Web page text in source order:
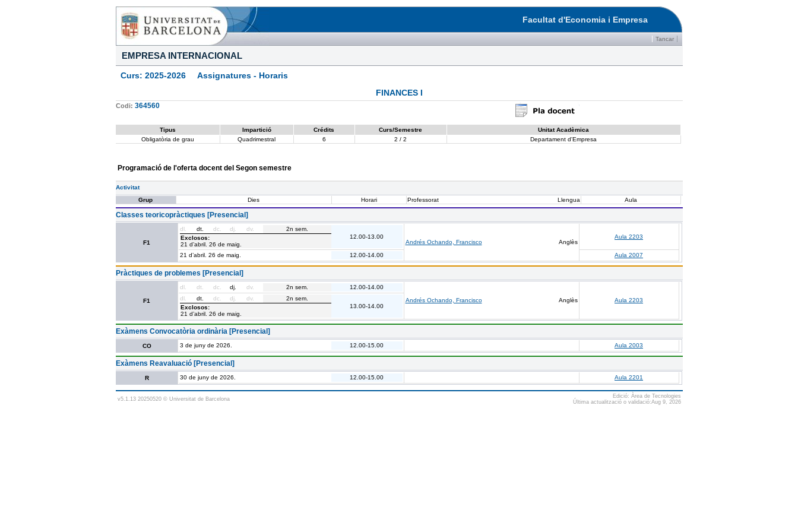
Facultat d'Economia i Empresa
Tancar
EMPRESA INTERNACIONAL
Curs: 2025-2026 Assignatures - Horaris
FINANCES I
Codi: 364560
Tipus Impartició Crédits Curs/Semestre
Unitat Acadèmica
Obligatòria de grau
Quadrimestral 6 2 / 2 Departament d'Empresa
Programació de l'oferta docent del Segon semestre
Activitat
Grup
Dies Horari Professorat Llengua Aula
Classes teoricopràctiques [Presencial]
F1
dl. dt. dc. dj. dv.
2n sem.
Exclosos:
21 d’abril. 26 de maig.
12.00-13.00
Andrés Ochando, Francisco
Anglès
Aula 2203
21 d’abril. 26 de maig. 12.00-14.00 Aula 2007
Pràctiques de problemes [Presencial]
F1
dl. dt. dc. dj. dv. 2n sem.
12.00-14.00
Andrés Ochando, Francisco
Anglès Aula 2203
dl. dt. dc. dj. dv.
2n sem.
Exclosos:
21 d’abril. 26 de maig.
13.00-14.00
Exàmens Convocatòria ordinària [Presencial]
CO 3 de juny de 2026. 12.00-15.00 Aula 2003
Exàmens Reavaluació [Presencial]
R 30 de juny de 2026. 12.00-15.00 Aula 2201
v5.1.13 20250520 © Universitat de Barcelona
Edició: Àrea de Tecnologies
Última actualització o validació:Aug 9, 2026